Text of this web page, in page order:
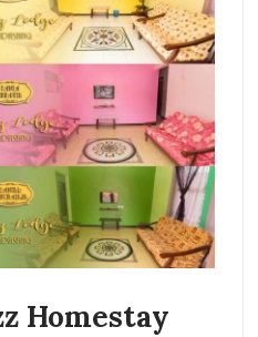
Homestay